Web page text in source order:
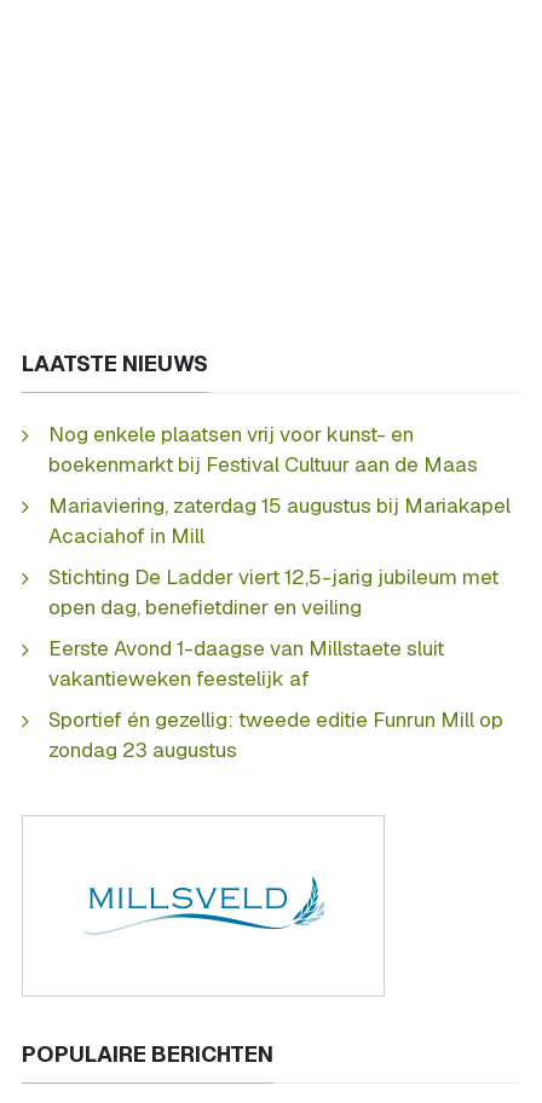
LAATSTE NIEUWS
Nog enkele plaatsen vrij voor kunst- en
boekenmarkt bij Festival Cultuur aan de Maas
Mariaviering, zaterdag 15 augustus bij Mariakapel
Acaciahof in Mill
Stichting De Ladder viert 12,5-jarig jubileum met
open dag, benefietdiner en veiling
Eerste Avond 1-daagse van Millstaete sluit
vakantieweken feestelijk af
Sportief én gezellig: tweede editie Funrun Mill op
zondag 23 augustus
POPULAIRE BERICHTEN